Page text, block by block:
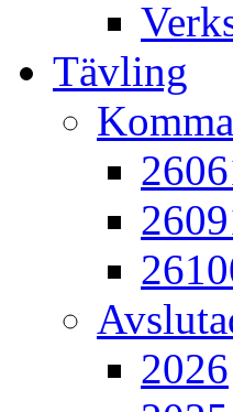
Tävling
2026